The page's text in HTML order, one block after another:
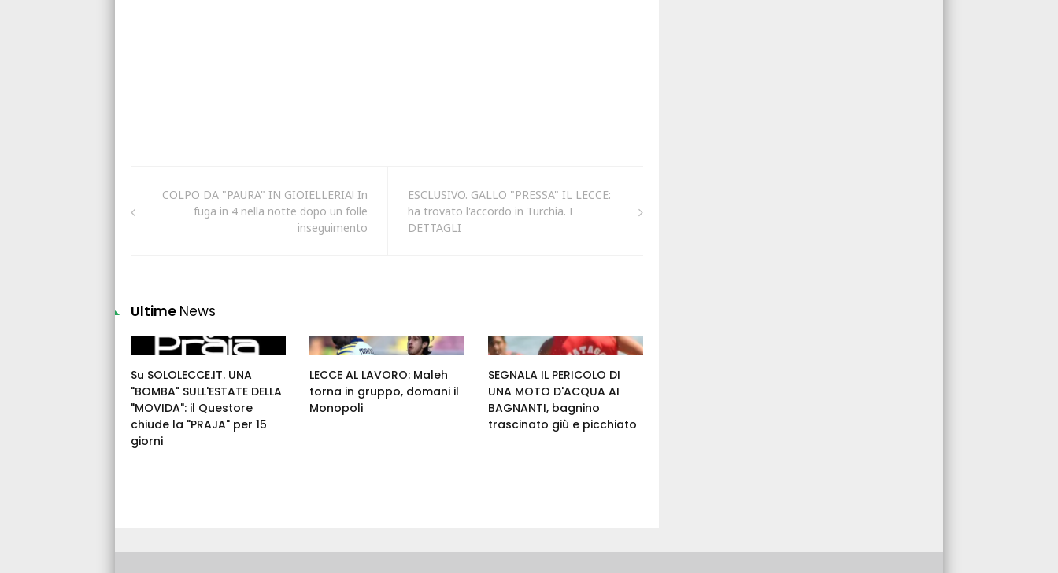
COLPO DA "PAURA" IN GIOIELLERIA! In
fuga in 4 nella notte dopo un folle
inseguimento
ESCLUSIVO. GALLO "PRESSA" IL LECCE:
ha trovato l'accordo in Turchia. I
DETTAGLI
Ultime News
Su SOLOLECCE.IT. UNA
"BOMBA" SULL'ESTATE DELLA
"MOVIDA": il Questore
chiude la "PRAJA" per 15
giorni
LECCE AL LAVORO: Maleh
torna in gruppo, domani il
Monopoli
SEGNALA IL PERICOLO DI
UNA MOTO D'ACQUA AI
BAGNANTI, bagnino
trascinato giù e picchiato